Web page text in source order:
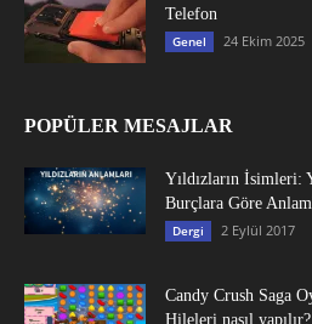
Telefon
Genel 24 Ekim 2025
POPÜLER MESAJLAR
Yıldızların İsimleri:
Burçlara Göre
Dergi 2 Eylül 2017
Candy Crush Saga
Hileleri nasıl yapılır?